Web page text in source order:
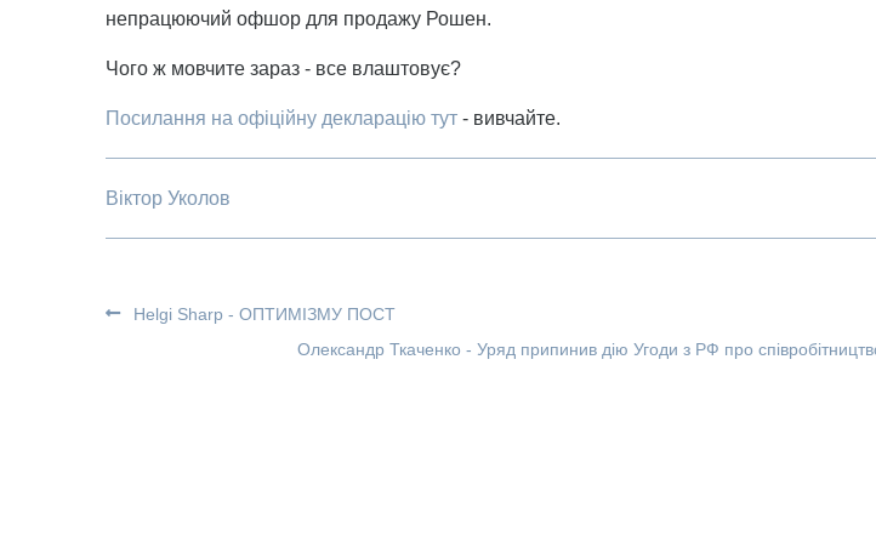
непрацюючий офшор для продажу Рошен.
Чого ж мовчите зараз - все влаштовує?
Посилання на офіційну декларацію тут - вивчайте.
Віктор Уколов
Helgi Sharp - ОПТИМІЗМУ ПОСТ
Олександр Ткаченко - Уряд припинив дію Угоди з РФ про